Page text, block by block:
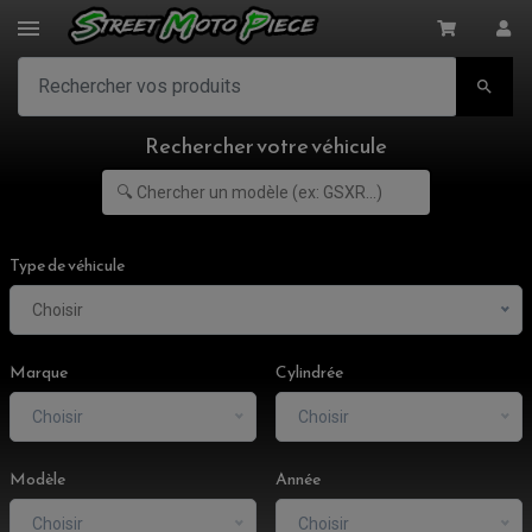
ACCESSOIRES MOTO

Rechercher votre véhicule
Type de véhicule
Choisir
Marque
Choisir
Cylindrée
Choisir
Modèle
Choisir
Année
Choisir